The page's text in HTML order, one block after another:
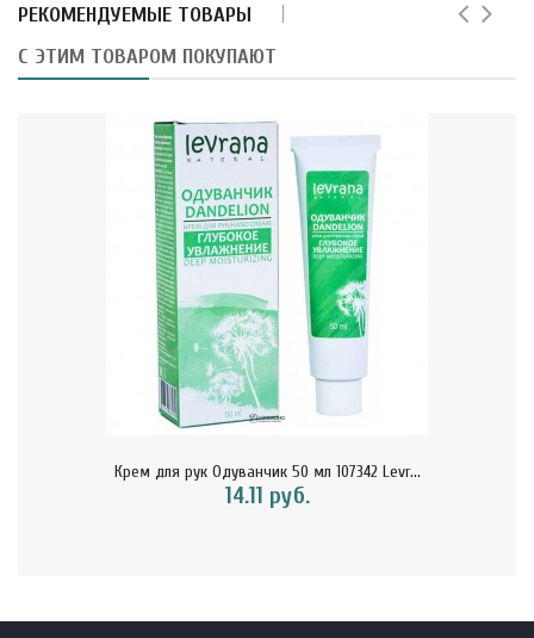
РЕКОМЕНДУЕМЫЕ ТОВАРЫ
С ЭТИМ ТОВАРОМ ПОКУПАЮТ
Крем для рук Одуванчик 50 мл 107342 Levr...
14.11 руб.